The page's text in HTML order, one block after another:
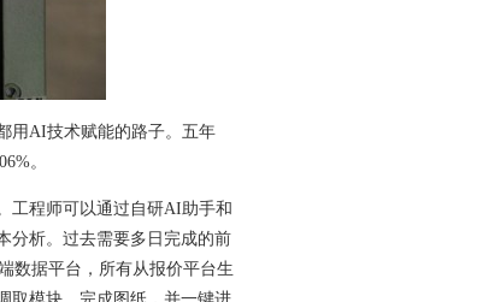
用AI技术赋能的路子。 五年
。
工程师可以通过自研AI助手和
析。 过去需要多日完成的前
数据平台，所有从报价平台生